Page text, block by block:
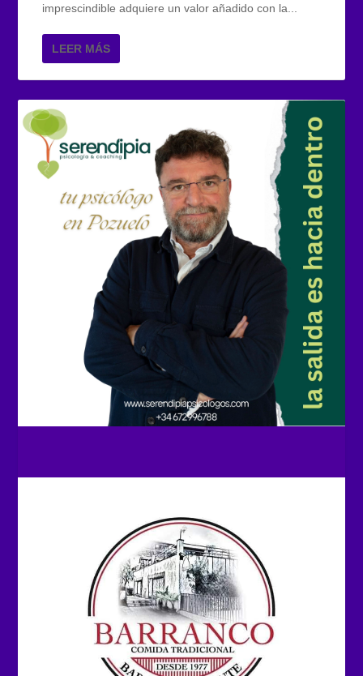
imprescindible adquiere un valor añadido con la...
LEER MÁS